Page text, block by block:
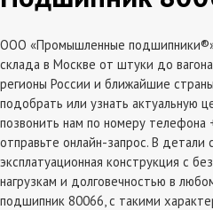
ООО «Промышленные
склада в Москве от штуки до
регионы России и ближайшие
подобрать или узнать актуальную
позвонить нам по номеру телефона
отправьте онлайн-запрос. В детали
эксплатуационная конструкция с
нагрузкам и долговечностью в
подшипник 80066, с такими